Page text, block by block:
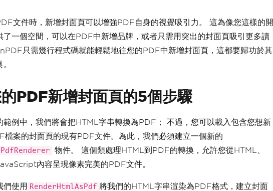
文件時，新增封面頁可以增強PDF自身的視覺吸引力。 這為像您這樣的開
了一個空間，可以在PDF中新增品牌，或者只需用突出的封面頁吸引更多讀
只需幾行程式碼就能輕鬆地往您的PDF中新增封面頁，這都要歸功於其
PDF新增封面頁的5個步驟
範例中，我們將會把HTML字串轉換為PDF； 不過，您可以載入包含您想新
檔案的封面頁的現有PDF文件。為此，我們必須建立一個新的
物件。 這個類處理HTML到PDF的轉換，允許您從HTML、
內容呈現像素完美的PDF文件。
們使用 RenderHtmlAsPdf 將我們的HTML字串渲染為PDF格式，建立封面